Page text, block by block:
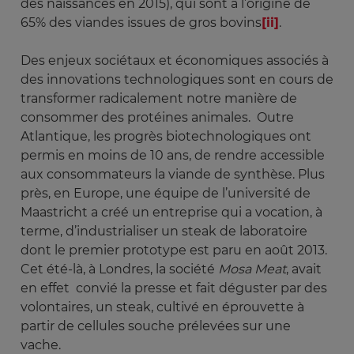
des naissances en 2015), qui sont à l’origine de
65% des viandes issues de gros bovins[ii].
Des enjeux sociétaux et économiques associés à
des innovations technologiques sont en cours de
transformer radicalement notre manière de
consommer des protéines animales. Outre
Atlantique, les progrès biotechnologiques ont
permis en moins de 10 ans, de rendre accessible
aux consommateurs la viande de synthèse. Plus
près, en Europe, une équipe de l’université de
Maastricht a créé un entreprise qui a vocation, à
terme, d’industrialiser un steak de laboratoire
dont le premier prototype est paru en août 2013.
Cet été-là, à Londres, la société Mosa Meat, avait
en effet convié la presse et fait déguster par des
volontaires, un steak, cultivé en éprouvette à
partir de cellules souche prélevées sur une
vache.